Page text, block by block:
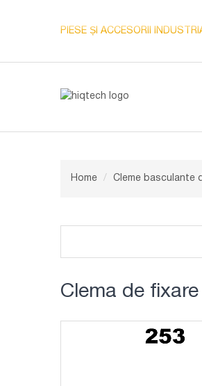
PIESE ȘI ACCESORII
Home Cleme basculante
Clema de